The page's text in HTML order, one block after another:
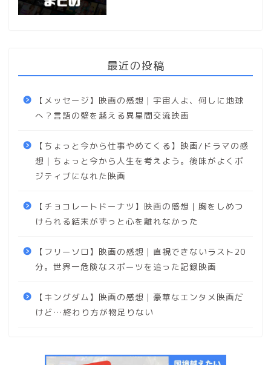
最近の投稿
【メッセージ】映画の感想｜宇宙人よ、何しに地球
へ？言語の壁を越える異星間交流映画
【ちょっと今から仕事やめてくる】映画/ドラマの感
想｜ちょっと今から人生を考えよう。後味がよくポ
ジティブになれた映画
【チョコレートドーナツ】映画の感想｜胸をしめつ
けられる結末がずっと心を離れなかった
【フリーソロ】映画の感想｜直視できないラスト20
分。世界一危険なスポーツを追った記録映画
【キングダム】映画の感想｜豪華なエンタメ映画だ
けど…終わり方が物足りない